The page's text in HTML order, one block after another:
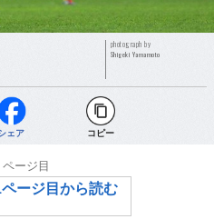
photograph by
Shigeki Yamamoto
ェア コピー
ページ目
ージ目から読む